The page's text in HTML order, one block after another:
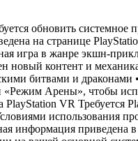
обновить
на странице
игра в жанре экшн-
контент и
битвами и драконами
Арены», чтобы
PlayStation VR
информация приведена